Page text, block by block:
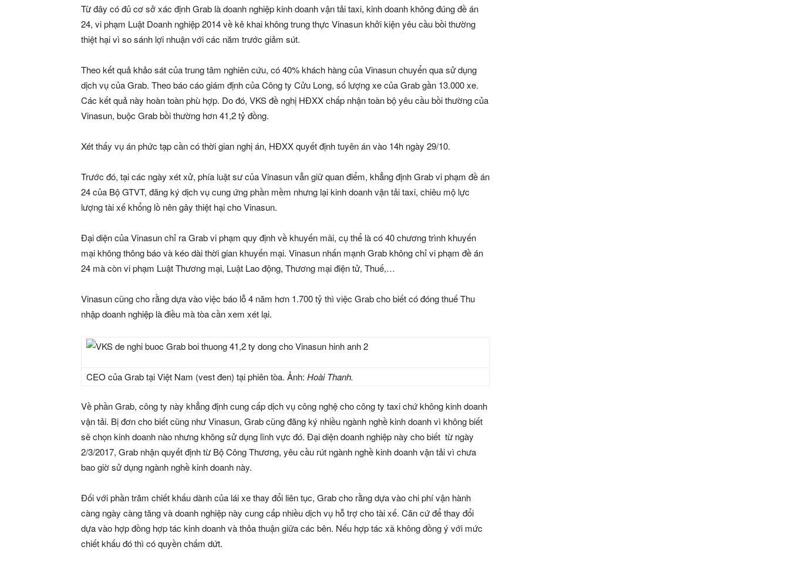
Từ đây có đủ cơ sở xác định Grab là doanh nghiệp kinh doanh vận tải taxi, kinh doanh không đúng đề án
24, vi phạm Luật Doanh nghiệp 2014 về kê khai không trung thực Vinasun khởi kiện yêu cầu bồi thường
thiệt hại vì so sánh lợi nhuận với các năm trước giảm sút.
Theo kết quả khảo sát của trung tâm nghiên cứu, có 40% khách hàng của Vinasun chuyển qua sử dụng
dịch vụ của Grab. Theo báo cáo giám định của Công ty Cửu Long, số lượng xe của Grab gần 13.000 xe.
Các kết quả này hoàn toàn phù hợp. Do đó, VKS đề nghị HĐXX chấp nhận toàn bộ yêu cầu bồi thường của
Vinasun, buộc Grab bồi thường hơn41,2 tỷ đồng.
Xét thấy vụ án phức tạp cần có thời gian nghị án, HĐXX quyết định tuyên án vào 14h ngày 29/10.
Trước đó, tại các ngày xét xử, phía luật sư của Vinasun vẫn giữ quan điểm, khẳng định Grab vi phạm đề án
24 của Bộ GTVT, đăng ký dịch vụ cung ứng phần mềm nhưng lại kinh doanh vận tải taxi, chiêu mộ lực
lượng tài xế khổng lồ nên gây thiệt hại cho Vinasun.
Đại diện của Vinasun chỉ ra Grab vi phạm quy định về khuyến mãi, cụ thể là có 40 chương trình khuyến
mại không thông báo và kéo dài thời gian khuyến mại. Vinasun nhấn mạnh Grab không chỉ vi phạm đề án
24 mà còn vi phạm Luật Thương mại, Luật Lao động, Thương mại điện tử, Thuế,…
Vinasun cũng cho rằng dựa vào việc báo lỗ 4 năm hơn 1.700 tỷ thì việc Grab cho biết có đóng thuế Thu
nhập doanh nghiệp là điều mà tòa cần xem xét lại.
CEO của Grab tại Việt Nam (vest đen) tại phiên tòa. Ảnh: Hoài Thanh.
Về phần Grab, công ty này khẳng định cung cấp dịch vụ công nghệ cho công ty taxi chứ không kinh doanh
vận tải. Bị đơn cho biết cũng như Vinasun, Grab cũng đăng ký nhiều ngành nghề kinh doanh vì không biết
sẽ chọn kinh doanh nào nhưng không sử dụng lĩnh vực đó. Đại diện doanh nghiệp này cho biết từ ngày
2/3/2017, Grab nhận quyết định từ Bộ Công Thương, yêu cầu rút ngành nghề kinh doanh vận tải vì chưa
bao giờ sử dụng ngành nghề kinh doanh này.
Đối với phần trăm chiết khấu dành của lái xe thay đổi liên tục, Grab cho rằng dựa vào chi phí vận hành
càng ngày càng tăng và doanh nghiệp này cung cấp nhiều dịch vụ hỗ trợ cho tài xế. Căn cứ để thay đổi
dựa vào hợp đồng hợp tác kinh doanh và thỏa thuận giữa các bên. Nếu hợp tác xã không đồng ý với mức
chiết khấu đó thì có quyền chấm dứt.